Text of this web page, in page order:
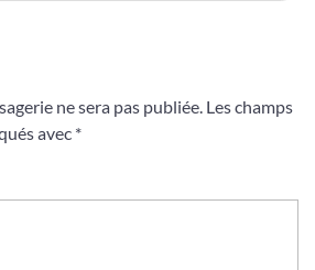
ne sera pas publiée. Les champs
avec *